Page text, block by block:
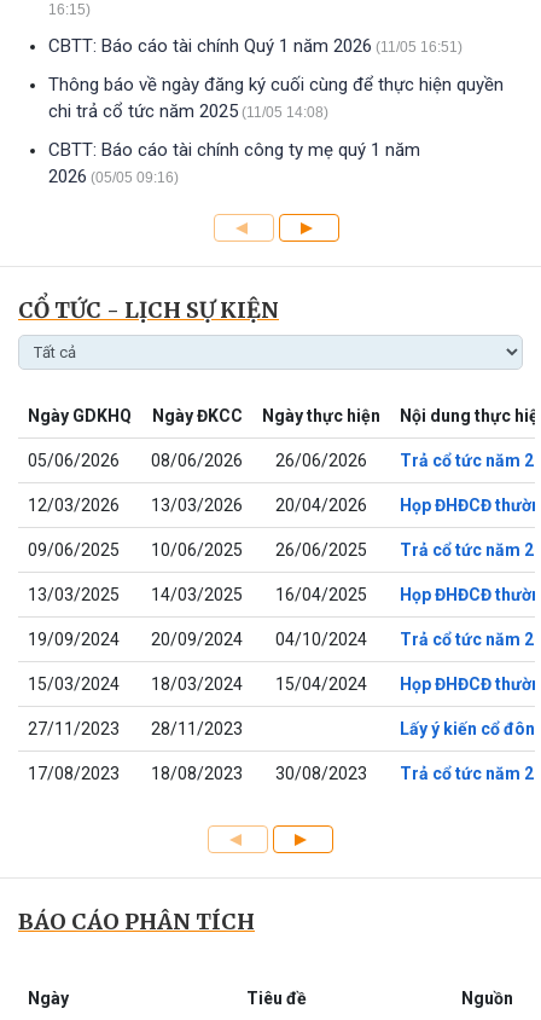
16:15)
CBTT: Báo cáo tài chính Quý 1 năm 2026 (11/05 16:51)
Thông báo về ngày đăng ký cuối cùng để thực hiện quyền
chi trả cổ tức năm 2025 (11/05 14:08)
CBTT: Báo cáo tài chính công ty mẹ quý 1 năm
2026 (05/05 09:16)
CỔ TỨC - LỊCH SỰ KIỆN
Ngày GDKHQ Ngày ĐKCC Ngày thực hiện Nội dung thực
05/06/2026 08/06/2026 26/06/2026 Trả cổ tức năm
12/03/2026 13/03/2026 20/04/2026 Họp ĐHĐCĐ
09/06/2025 10/06/2025 26/06/2025 Trả cổ tức năm
13/03/2025 14/03/2025 16/04/2025 Họp ĐHĐCĐ
19/09/2024 20/09/2024 04/10/2024 Trả cổ tức năm
15/03/2024 18/03/2024 15/04/2024 Họp ĐHĐCĐ
27/11/2023 28/11/2023 Lấy ý kiến cổ
17/08/2023 18/08/2023 30/08/2023 Trả cổ tức năm
BÁO CÁO PHÂN TÍCH
Ngày Tiêu đề Nguồn